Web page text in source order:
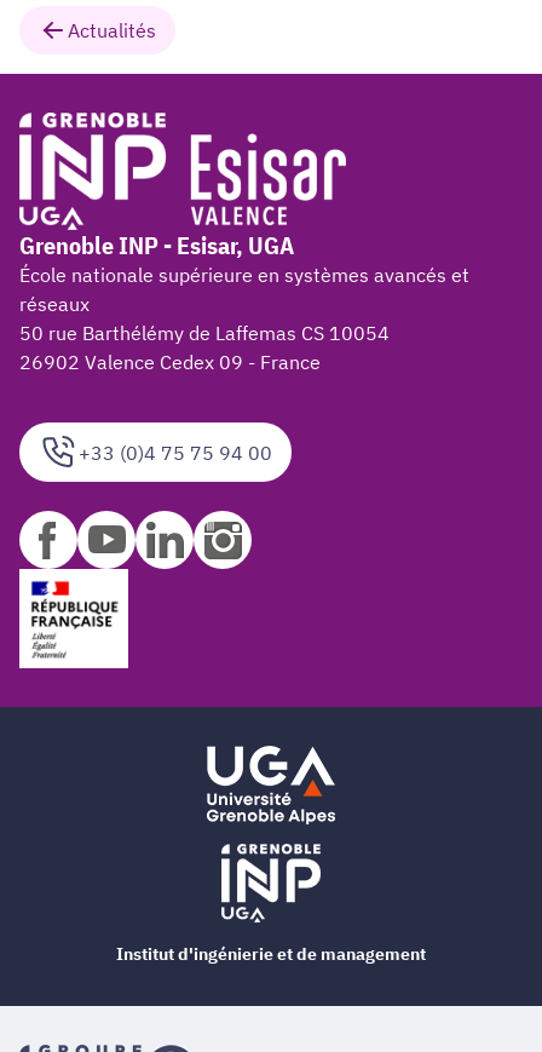
Actualités
+33 (0)4 75 75 94 00
Grenoble INP - Esisar, UGA
École nationale supérieure en systèmes avancés et
réseaux
50 rue Barthélémy de Laffemas CS 10054
26902 Valence Cedex 09 - France
Institut d'ingénierie et de management